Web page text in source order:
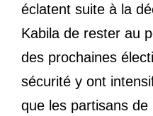
éclatent suite à la
Kabila de rester au
des prochaines
sécurité y ont
que les partisans de